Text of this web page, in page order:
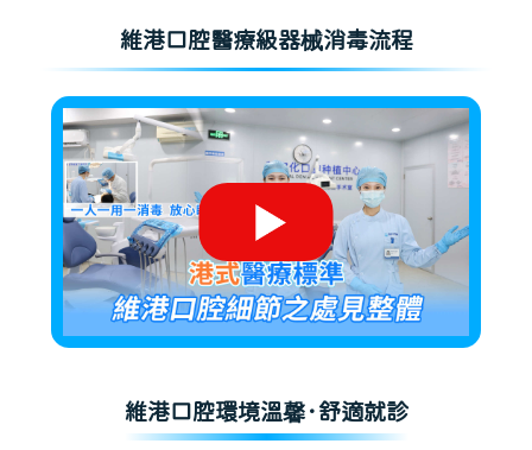
維港口腔醫療級器械消毒流程
維港口腔環境溫馨·舒適就診